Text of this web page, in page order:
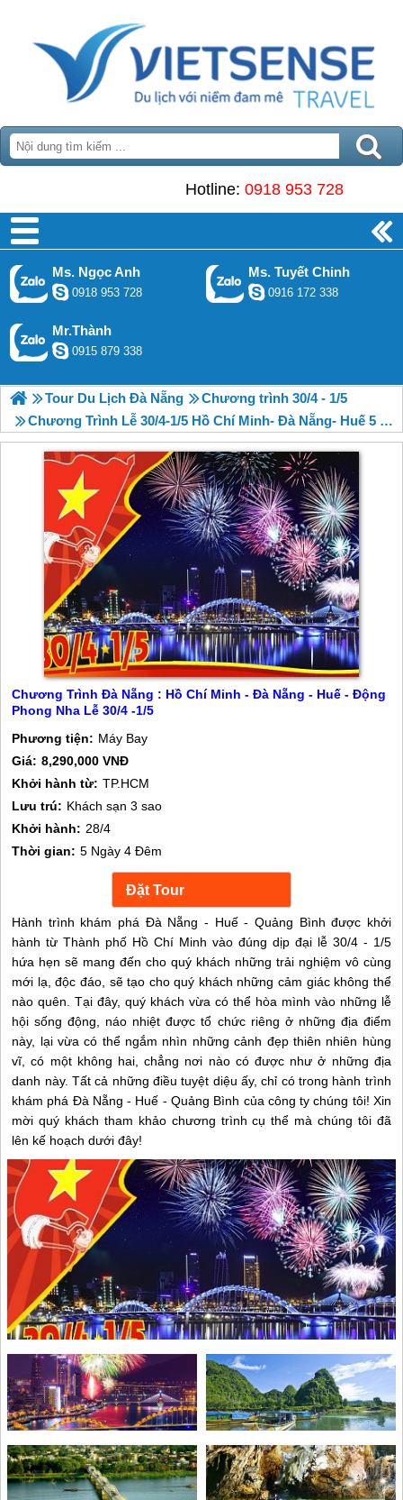
Hotline: 0918 953 728
Ms. Ngọc Anh
0918 953 728
Ms. Tuyết Chinh
0916 172 338
Mr.Thành
0915 879 338
Tour Du Lịch Đà Nẵng
Chương trình 30/4 - 1/5
Chương Trình Lễ 30/4-1/5 Hồ Chí Minh- Đà Nẵng- Huế 5 Ngày
Chương Trình Đà Nẵng : Hồ Chí Minh - Đà Nẵng - Huế - Động
Phong Nha Lễ 30/4 -1/5
Phương tiện: Máy Bay
Giá: 8,290,000 VNĐ
Khởi hành từ: TP.HCM
Lưu trú: Khách sạn 3 sao
Khởi hành: 28/4
Thời gian: 5 Ngày 4 Đêm
Hành trình khám phá Đà Nẵng - Huế - Quảng Bình được khởi
hành từ Thành phố Hồ Chí Minh vào đúng dịp đại lễ 30/4 - 1/5
hứa hẹn sẽ mang đến cho quý khách những trải nghiệm vô cùng
mới lạ, độc đáo, sẽ tạo cho quý khách những cảm giác không thể
nào quên. Tại đây, quý khách vừa có thể hòa mình vào những lễ
hội sống động, náo nhiệt được tổ chức riêng ở những địa điểm
này, lại vừa có thể ngắm nhìn những cảnh đẹp thiên nhiên hùng
vĩ, có một không hai, chẳng nơi nào có được như ở những địa
danh này. Tất cả những điều tuyệt diệu ấy, chỉ có trong hành trình
khám phá Đà Nẵng - Huế - Quảng Bình của công ty chúng tôi! Xin
mời quý khách tham khảo chương trình cụ thể mà chúng tôi đã
lên kế hoạch dưới đây!